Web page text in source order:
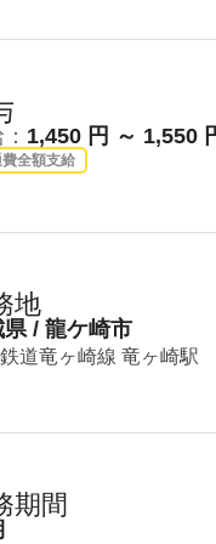
1,450 円 ～ 1,550
全額支給
地
県 / 龍ケ崎市
道竜ヶ崎線 竜ヶ崎駅
期間